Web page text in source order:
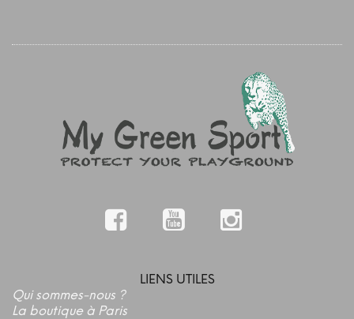
LIENS UTILES
Qui sommes-nous ?
La boutique à Paris